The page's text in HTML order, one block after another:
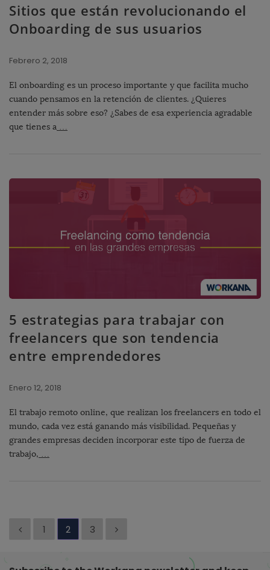
Sitios que están revolucionando el
Onboarding de sus usuarios
Febrero 2, 2018
El onboarding es un proceso importante y que facilita mucho
cuando pensamos en la retención de clientes. ¿Quieres
entender más sobre eso? ¿Sabes de esa experiencia agradable
que tienes a …
5 estrategias para trabajar con
freelancers que son tendencia
entre emprendedores
Enero 12, 2018
El trabajo remoto online, que realizan los freelancers en todo el
mundo, cada vez está ganando más visibilidad. Pequeñas y
grandes empresas deciden incorporar este tipo de fuerza de
trabajo, …
1 2 3